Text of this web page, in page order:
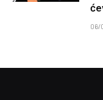
06/